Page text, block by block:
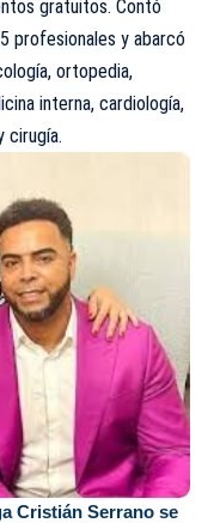
gratuitos. Contó
profesionales y abarcó
ortopedia,
interna, cardiología,
cirugía.
Cristián Serrano se